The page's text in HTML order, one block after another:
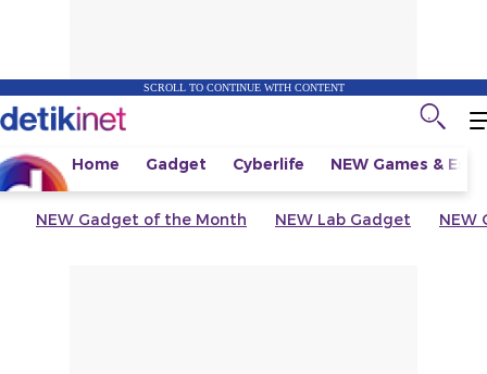
SCROLL TO CONTINUE WITH CONTENT
Home Gadget Cyberlife NEW Games &
NEW Gadget of the Month NEW Lab Gadget NEW